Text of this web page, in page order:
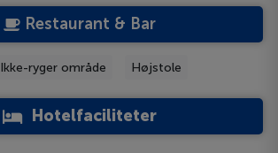
Restaurant & Bar
Ikke-ryger område Højstole
Hotelfaciliteter